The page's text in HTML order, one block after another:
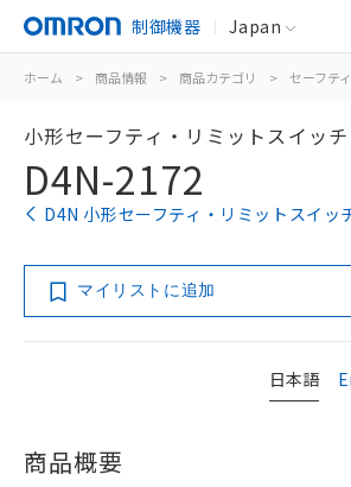
制御機器 Japan
ホーム > 商品情報 > 商品カテゴリ > セーフティ
小形セーフティ・リミットスイッチ
D4N-2172
D4N 小形セーフティ・リミットスイッ
マイリストに追加
日本語
商品概要